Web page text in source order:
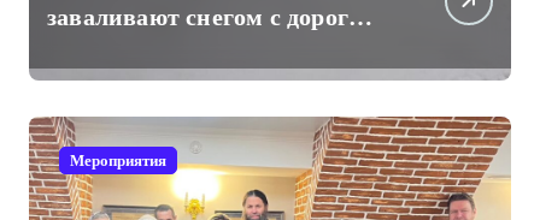
заваливают снегом с дорог
домам
Мероприятия